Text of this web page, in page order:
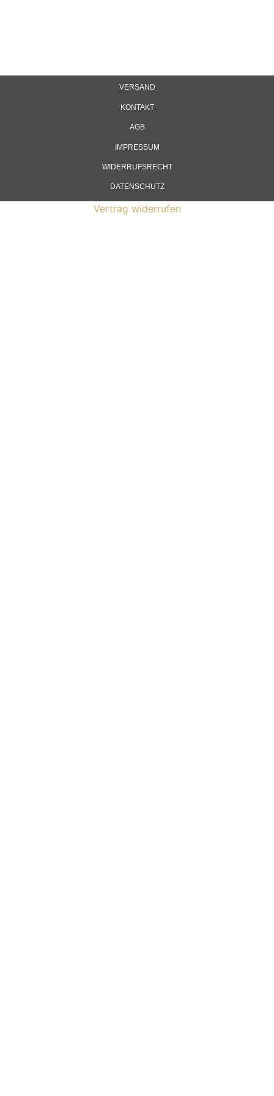
VERSAND
KONTAKT
AGB
IMPRESSUM
WIDERRUFSRECHT
DATENSCHUTZ
Vertrag widerrufen